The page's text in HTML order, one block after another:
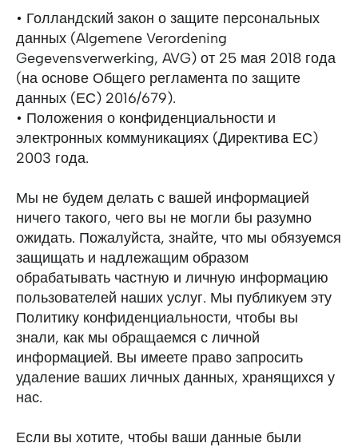
• Голландский закон о защите персональных
данных (Algemene Verordening
Gegevensverwerking, AVG) от 25 мая 2018 года
(на основе Общего регламента по защите
данных (ЕС) 2016/679).
• Положения о конфиденциальности и
электронных коммуникациях (Директива ЕС)
2003 года.
Мы не будем делать с вашей информацией
ничего такого, чего вы не могли бы разумно
ожидать. Пожалуйста, знайте, что мы обязуемся
защищать и надлежащим образом
обрабатывать частную и личную информацию
пользователей наших услуг. Мы публикуем эту
Политику конфиденциальности, чтобы вы
знали, как мы обращаемся с личной
информацией. Вы имеете право запросить
удаление ваших личных данных, хранящихся у
нас.
Если вы хотите, чтобы ваши данные были